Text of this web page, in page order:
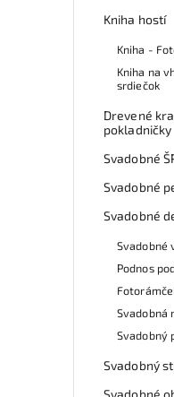
Kniha hostí
Kniha -
Kniha na
srdiečok
Drevené
pokladničky
Svadobné
Svadobné
Svadobné
Svadobné
Podnos
Svadobná
Svadobný
Svadobný
Svadobné